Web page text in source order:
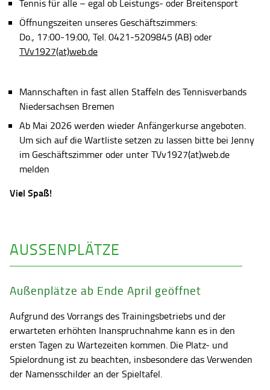
Tennis für alle – egal ob Leistungs- oder Breitensport
Öffnungszeiten unseres Geschäftszimmers:
Do., 17:00-19:00, Tel. 0421-5209845 (AB) oder
TVv1927(at)web.de
Mannschaften in fast allen Staffeln des Tennisverbands
Niedersachsen Bremen
Ab Mai 2026 werden wieder Anfängerkurse angeboten.
Um sich auf die Wartliste setzen zu lassen bitte bei Jenny
im Geschäftszimmer oder unter TVv1927(at)web.de
melden
Viel Spaß!
AUSSENPLÄTZE
Außenplätze ab Ende April geöffnet
Aufgrund des Vorrangs des Trainingsbetriebs und der
erwarteten erhöhten Inanspruchnahme kann es in den
ersten Tagen zu Wartezeiten kommen. Die Platz- und
Spielordnung ist zu beachten, insbesondere das Verwenden
der Namensschilder an der Spieltafel.